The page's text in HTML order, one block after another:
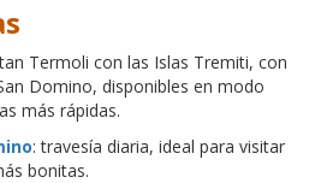
Termoli con las Islas Tremiti, con
Domino, disponibles en modo
más rápidas.
: travesía diaria, ideal para visitar
bonitas.